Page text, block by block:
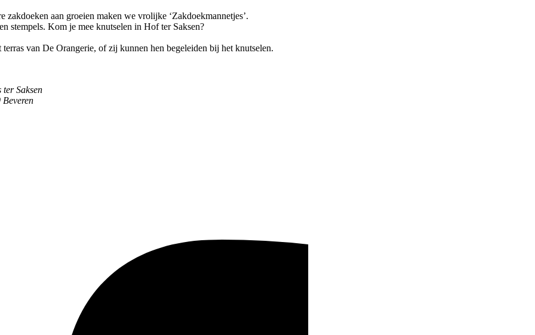
zakdoeken aan groeien maken we vrolijke ‘Zakdoekmannetjes’.
stempels. Kom je mee knutselen in Hof ter Saksen?
van De Orangerie, of zij kunnen hen begeleiden bij het knutselen.
Saksen